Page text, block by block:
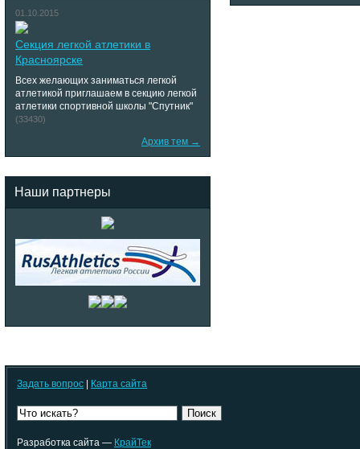
01.10.2015
Секция легкой атлетики в
Красноярске
Всех желающих заниматься легкой
атлетикой приглашаем в секцию легкой
атлетики спортивной школы "Спутник"
(33430)
Архив тем →
Наши партнеры
Задать вопрос Карта сайта
Поиск
Разработка сайта — КрайТек